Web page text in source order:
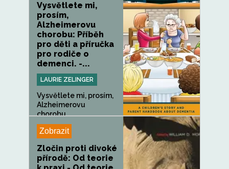
Vysvětlete mi,
prosím,
Alzheimerovu
chorobu: Příběh
pro děti a příručka
pro rodiče o
demenci. -...
LAURIE ZELINGER
Vysvětlete mi, prosím,
Alzheimerovu
chorobu...
Zobrazit
Zločin proti divoké
přírodě: Od teorie